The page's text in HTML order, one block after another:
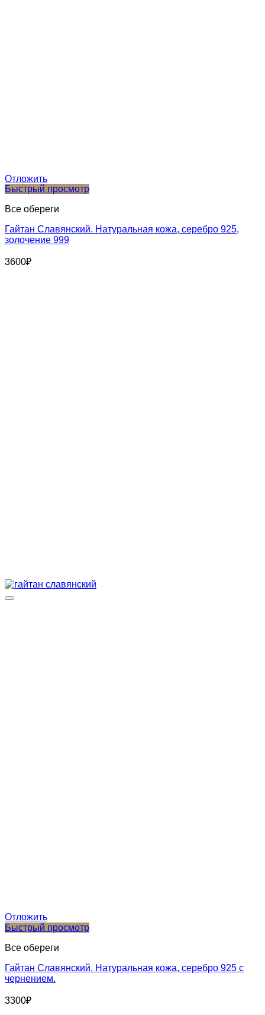
Отложить
Быстрый просмотр
Все обереги
Гайтан Славянский. Натуральная кожа, серебро 925,
золочение 999
3600₽
Отложить
Быстрый просмотр
Все обереги
Гайтан Славянский. Натуральная кожа, серебро 925 с
чернением.
3300₽